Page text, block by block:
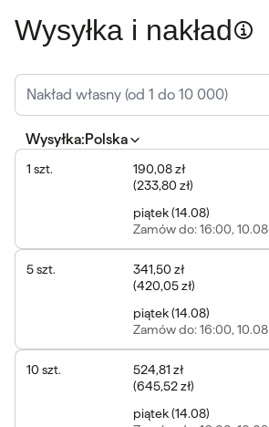
Wysyłka i nakład
Wysyłka: Polska
1 szt.
190,08 zł
(233,80 zł)
piątek(14.08)
Zamówdo: 16:00, 10.08
5szt.
341,50 zł
(420,05 zł)
piątek(14.08)
Zamówdo: 16:00, 10.08
10 szt.
524,81 zł
(645,52 zł)
piątek(14.08)